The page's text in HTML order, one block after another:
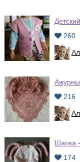
260
216
Шапка
174